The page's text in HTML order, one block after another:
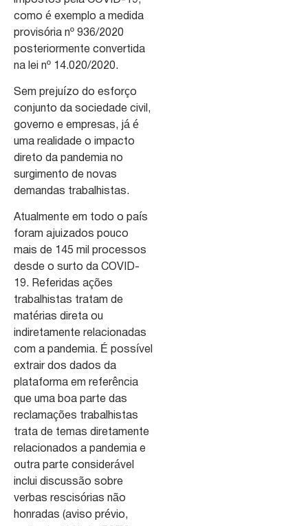
como é exemplo a medida
provisória nº 936/2020
posteriormente convertida
na lei nº 14.020/2020.
Sem prejuízo do esforço
conjunto da sociedade civil,
governo e empresas, já é
uma realidade o impacto
direto da pandemia no
surgimento de novas
demandas trabalhistas.
Atualmente em todo o país
foram ajuizados pouco
mais de 145 mil processos
desde o surto da COVID-
19. Referidas ações
trabalhistas tratam de
matérias direta ou
indiretamente relacionadas
com a pandemia. É possível
extrair dos dados da
plataforma em referência
que uma boa parte das
reclamações trabalhistas
trata de temas diretamente
relacionados a pandemia e
outra parte considerável
inclui discussão sobre
verbas rescisórias não
honradas (aviso prévio,